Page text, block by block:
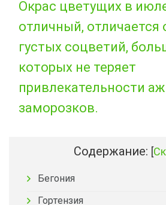
Окрас цветущих в
отличный, отличается
густых соцветий,
которых не теряет
привлекательности
заморозков.
Содержание: [
Бегония
Гортензия